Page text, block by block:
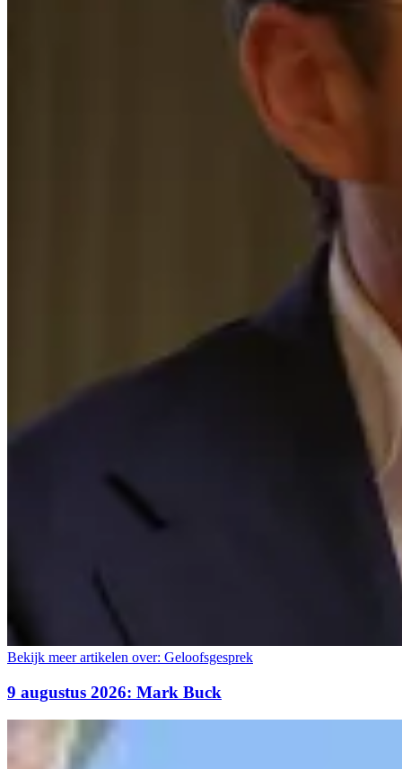
Bekijk meer artikelen over: Geloofsgesprek
9 augustus 2026: Mark Buck